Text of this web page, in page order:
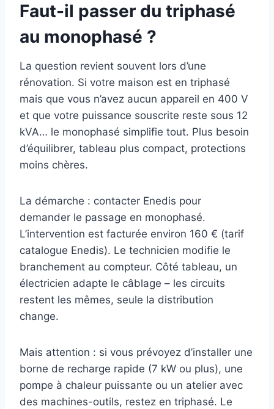
Faut-il passer du triphasé
au monophasé ?
La question revient souvent lors d’une
rénovation. Si votre maison est en triphasé
mais que vous n’avez aucun appareil en 400 V
et que votre puissance souscrite reste sous 12
kVA… le monophasé simplifie tout. Plus besoin
d’équilibrer, tableau plus compact, protections
moins chères.
La démarche : contacter Enedis pour
demander le passage en monophasé.
L’intervention est facturée environ 160 € (tarif
catalogue Enedis). Le technicien modifie le
branchement au compteur. Côté tableau, un
électricien adapte le câblage – les circuits
restent les mêmes, seule la distribution
change.
Mais attention : si vous prévoyez d’installer une
borne de recharge rapide (7 kW ou plus), une
pompe à chaleur puissante ou un atelier avec
des machines-outils, restez en triphasé. Le